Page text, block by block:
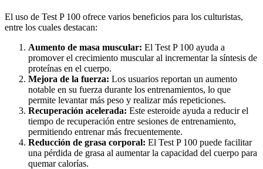
El uso de Test P 100 ofrece varios beneficios para los culturistas,
entre los cuales destacan:
Aumento de masa muscular: El Test P 100 ayuda a
promover el crecimiento muscular al incrementar la síntesis de
proteínas en el cuerpo.
Mejora de la fuerza: Los usuarios reportan un aumento
notable en su fuerza durante los entrenamientos, lo que
permite levantar más peso y realizar más repeticiones.
Recuperación acelerada: Este esteroide ayuda a reducir el
tiempo de recuperación entre sesiones de entrenamiento,
permitiendo entrenar más frecuentemente.
Reducción de grasa corporal: El Test P 100 puede facilitar
una pérdida de grasa al aumentar la capacidad del cuerpo para
quemar calorías.